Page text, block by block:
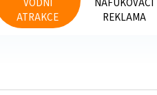
VODNÍ
ATRAKCE
NAFUKOVACÍ
REKLAMA